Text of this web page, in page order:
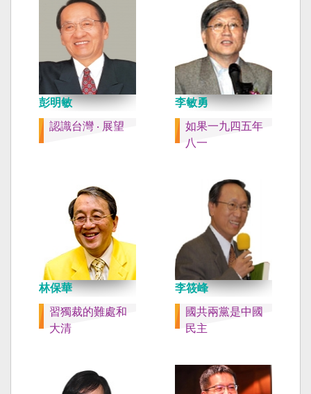
彭明敏
認識台灣 ‧ 展望
李敏勇
如果一九四五年
八一
林保華
習獨裁的難處和
大清
李筱峰
國共兩黨是中國
民主